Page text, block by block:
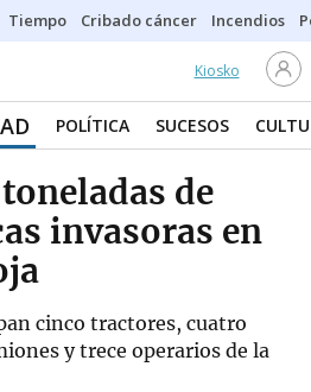
Tiempo Cribado cáncer Incendios
Kiosko
POLÍTICA SUCESOS
de
invasoras en
cinco tractores, cuatro
y trece operarios de la